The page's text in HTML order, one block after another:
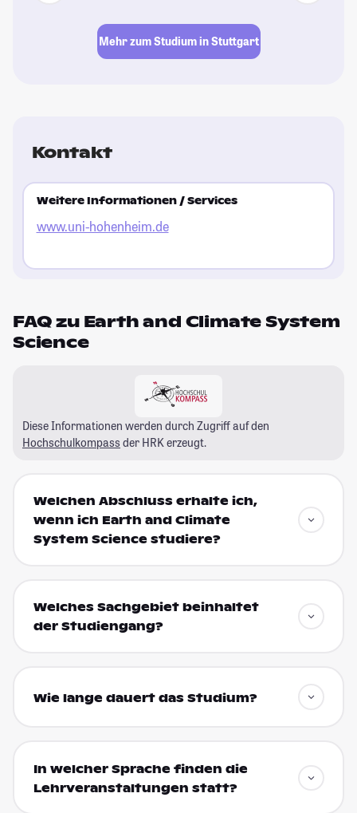
Mehr zum Studium in Stuttgart
Kontakt
Weitere Informationen / Services
www.uni-hohenheim.de
FAQ zu Earth and Climate System
Science
Diese Informationen werden durch Zugriff auf den
Hochschulkompass der HRK erzeugt.
Welchen Abschluss erhalte ich,
wenn ich Earth and Climate
System Science studiere?
Welches Sachgebiet beinhaltet
der Studiengang?
Wie lange dauert das Studium?
In welcher Sprache finden die
Lehrveranstaltungen statt?